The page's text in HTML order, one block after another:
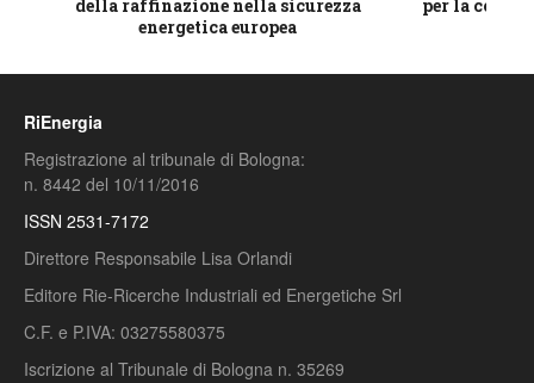
della raffinazione nella sicurezza
energetica europea
per la
RiEnergia
Registrazione al tribunale di Bologna:
n. 8442 del 10/11/2016
ISSN 2531-7172
Direttore Responsabile Lisa Orlandi
Editore Rie-Ricerche Industriali ed Energetiche Srl
C.F. e P.IVA: 03275580375
Iscrizione al Tribunale di Bologna n. 35269